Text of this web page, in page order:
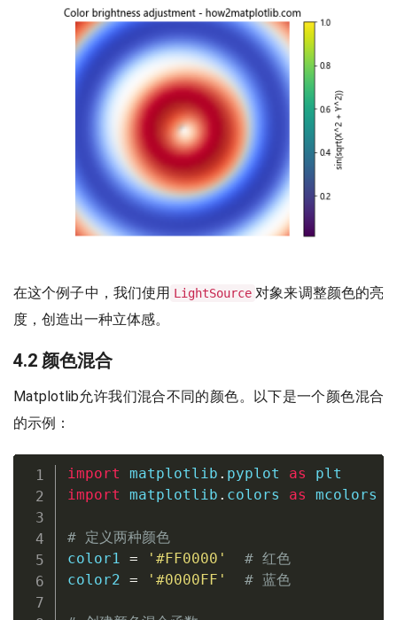
在这个例子中，我们使用 LightSource 对象来调整颜色的亮
度，创造出一种立体感。
4.2 颜色混合
Matplotlib允许我们混合不同的颜色。以下是一个颜色混合
的示例：
import matplotlib . pyplot as
import matplotlib . colors as mcolors
# 定义两种颜色
color1 = '#FF0000'
# 红色
color2 = '#0000FF' # 蓝色